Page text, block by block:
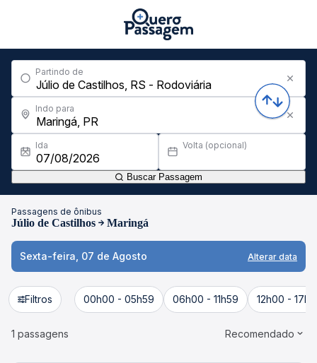
Partindo de
Indo para
Ida Volta (opcional)
Buscar Passagem
Passagens de ônibus
Júlio de Castilhos Maringá
Sexta-feira, 07 de Agosto Alterar data
Filtros 00h00 - 05h59 06h00 - 11h59 12h00 -
1 passagens Recomendado